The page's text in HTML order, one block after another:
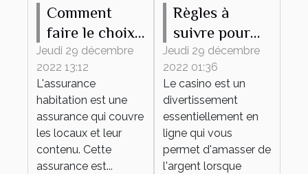
Comment
faire le choix
d'une bonne
assurance
habitation ?
Jeudi 29 décembre
2022 13:12
L'assurance
habitation est une
assurance qui couvre
les locaux et leur
contenu. Cette
assurance est...
Règles à
suivre pour
gagner de
l'argent au
casino en
ligne
Jeudi 29 décembre
2022 01:36
Le casino est un
divertissement
essentiellement en
ligne qui vous
permet d'amasser de
l'argent lorsque